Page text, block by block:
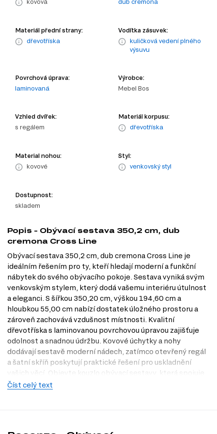
kovová dub cremona
Materiál přední strany:
dřevotříska
Vodítka zásuvek:
kuličková vedení plného
výsuvu
Povrchová úprava:
laminovaná
Výrobce:
Mebel Bos
Vzhled dvířek:
s regálem
Materiál korpusu:
dřevotříska
Material nohou:
kovové
Styl:
venkovský styl
Dostupnost:
skladem
Popis - Obývací sestava 350,2 cm, dub
cremona Cross Line
Obývací sestava 350,2 cm, dub cremona Cross Line je
ideálním řešením pro ty, kteří hledají moderní a funkční
nábytek do svého obývacího pokoje. Sestava vyniká svým
venkovským stylem, který dodá vašemu interiéru útulnost
a eleganci. S šířkou 350,20 cm, výškou 194,60 cm a
hloubkou 55,00 cm nabízí dostatek úložného prostoru a
zároveň zachovává vzdušnost místnosti. Kvalitní
dřevotříska s laminovanou povrchovou úpravou zajišťuje
odolnost a snadnou údržbu. Kovové úchytky a nohy
dodávají sestavě moderní nádech, zatímco otevřený regál
a šatní skříň poskytují praktické řešení pro uskladnění
vašich věcí. Objevte kouzlo obývací sestavy, která spojuje
krásu s funkčností a navštivte naši prodejnu v Praze nebo
Číst celý text